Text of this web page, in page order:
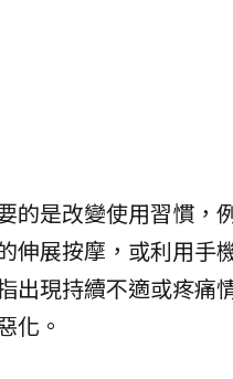
的是改變使用習慣，
伸展按摩，或利用手
出現持續不適或疼痛
化。